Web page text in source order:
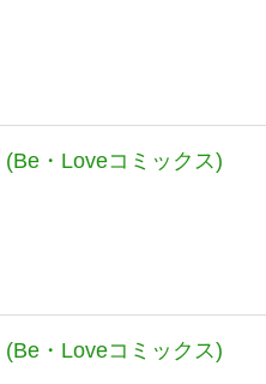
・Loveコミックス)
・Loveコミックス)